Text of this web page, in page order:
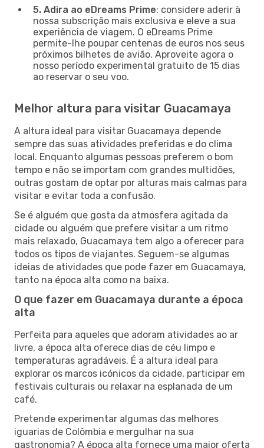
5. Adira ao eDreams Prime: considere aderir à
nossa subscrição mais exclusiva e eleve a sua
experiência de viagem. O eDreams Prime
permite-lhe poupar centenas de euros nos seus
próximos bilhetes de avião. Aproveite agora o
nosso período experimental gratuito de 15 dias
ao reservar o seu voo.
Melhor altura para visitar Guacamaya
A altura ideal para visitar Guacamaya depende
sempre das suas atividades preferidas e do clima
local. Enquanto algumas pessoas preferem o bom
tempo e não se importam com grandes multidões,
outras gostam de optar por alturas mais calmas para
visitar e evitar toda a confusão.
Se é alguém que gosta da atmosfera agitada da
cidade ou alguém que prefere visitar a um ritmo
mais relaxado, Guacamaya tem algo a oferecer para
todos os tipos de viajantes. Seguem-se algumas
ideias de atividades que pode fazer em Guacamaya,
tanto na época alta como na baixa.
O que fazer em Guacamaya durante a época
alta
Perfeita para aqueles que adoram atividades ao ar
livre, a época alta oferece dias de céu limpo e
temperaturas agradáveis. É a altura ideal para
explorar os marcos icónicos da cidade, participar em
festivais culturais ou relaxar na esplanada de um
café.
Pretende experimentar algumas das melhores
iguarias de Colômbia e mergulhar na sua
gastronomia? A época alta fornece uma maior oferta